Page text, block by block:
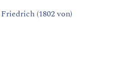
(1802 von)